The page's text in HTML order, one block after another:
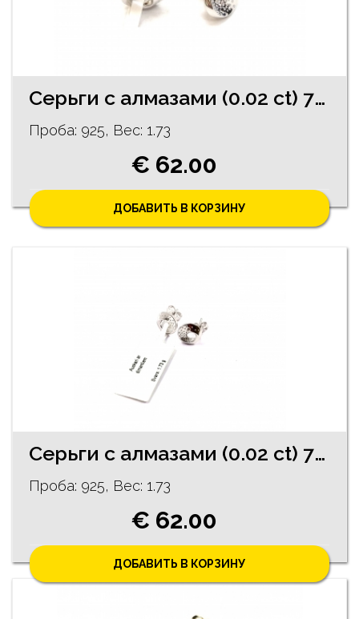
Cерьги с алмазами (0.02 ct) 72/5755
Проба: 925, Bес: 1.73
€ 62.00
ДОБАВИТЬ В КОРЗИНУ
Cерьги c алмазaми (0.02 ct) 73/5755
Проба: 925, Bес: 1.73
€ 62.00
ДОБАВИТЬ В КОРЗИНУ